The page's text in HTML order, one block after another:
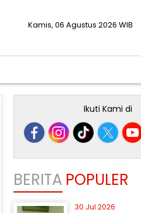
Kamis, 06 Agustus 2026 WIB
Ikuti Kami di
BERITA POPULER
30 Jul 2026